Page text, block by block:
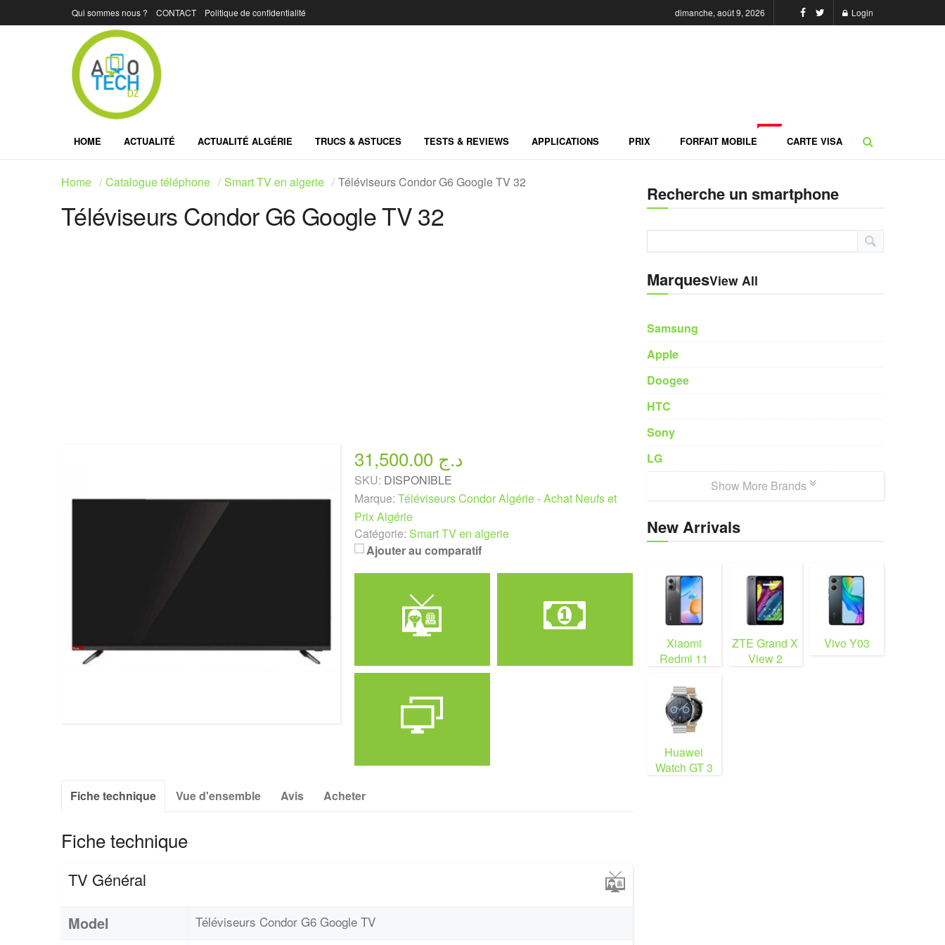
Qui sommes nous ? CONTACT Politique de confidentialité dimanche, août 9, 2026 Login
HOME ACTUALITÉ ACTUALITÉ ALGÉRIE TRUCS & ASTUCES TESTS & REVIEWS APPLICATIONS PRIX FORFAIT MOBILE CARTE VISA
Home Catalogue téléphone Smart TV en algerie Téléviseurs Condor G6 Google TV 32
Téléviseurs Condor G6 Google TV 32
31,500.00 د.ج
SKU: DISPONIBLE
Marque: Téléviseurs Condor Algérie - Achat Neufs et
Prix Algérie
Catégorie: Smart TV en algerie
Ajouter au comparatif
Marque
Condor
Fiche technique Vue d'ensemble Avis Acheter
Fiche technique
TV Général
Model Téléviseurs Condor G6 Google TV
Recherche un smartphone
MarquesView All
Samsung
Apple
Doogee
HTC
Sony
LG
Show More Brands
New Arrivals
Xiaomi
Redmi 11
ZTE Grand X
View 2
Vivo Y03
Huawei
Watch GT 3